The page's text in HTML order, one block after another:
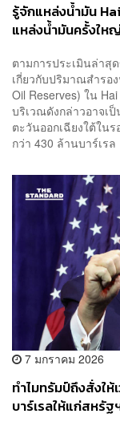
รู้จักแหล่งน้ำมัน
แหล่งน้ำมันครั้งให
ตามการประเมินล่าสุ
เกี่ยวกับปริมาณสำรอ
Oil Reserves) ใน
บริเวณดังกล่าวอาจเ
ตะวันออกเฉียงใต้ใน
กว่า 430 ล้านบาร์เร
7 มกราคม 2026
ทำไมทรัมป์ถึงสั่งใ
บาร์เรลให้แก่สหรัฐ